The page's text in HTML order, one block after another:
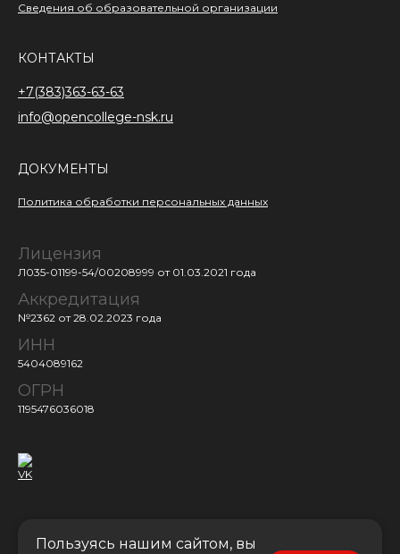
Пользуясь нашим сайтом, вы
Сведения об образовательной организации
КОНТАКТЫ
+7(383)363-63-63
info@opencollege-nsk.ru
ДОКУМЕНТЫ
Политика обработки персональных данных
Лицензия
Л035-01199-54/00208999 от 01.03.2021 года
Аккредитация
№2362 от 28.02.2023 года
ИНН
5404089162
ОГРН
1195476036018
Поступить